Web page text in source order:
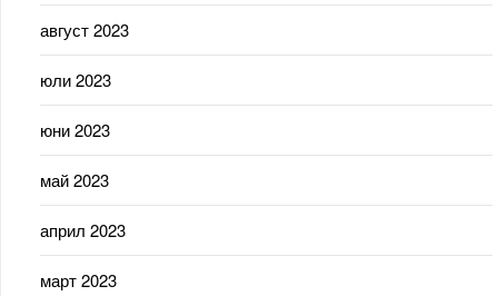
август 2023
юли 2023
юни 2023
май 2023
април 2023
март 2023